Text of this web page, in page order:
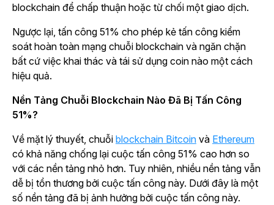
blockchain để chấp thuận hoặc từ chối một giao dịch.
Ngược lại, tấn công 51% cho phép kẻ tấn công kiểm
soát hoàn toàn mạng chuỗi blockchain và ngăn chặn
bất cứ việc khai thác và tái sử dụng coin nào một cách
hiệu quả.
Nền Tảng Chuỗi Blockchain Nào Đã Bị Tấn Công
51%?
Về mặt lý thuyết, chuỗi blockchain Bitcoin và Ethereum
có khả năng chống lại cuộc tấn công 51% cao hơn so
với các nền tảng nhỏ hơn. Tuy nhiên, nhiều nền tảng vẫn
dễ bị tổn thương bởi cuộc tấn công này. Dưới đây là một
số nền tảng đã bị ảnh hưởng bởi cuộc tấn công này.